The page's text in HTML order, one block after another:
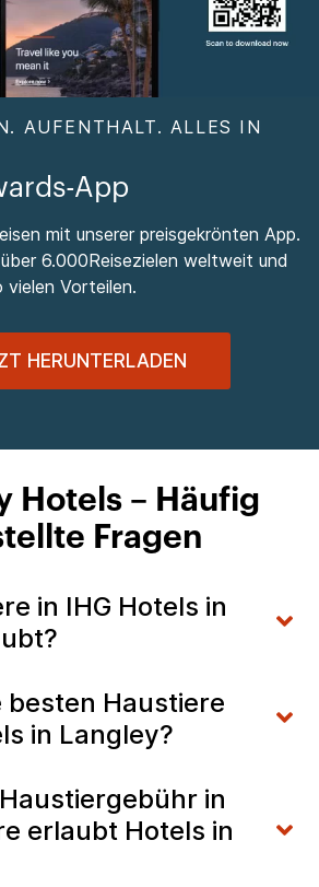
AUFENTHALT. ALLES IN
App
mit unserer preisgekrönten App.
6.000Reisezielen weltweit und
Vorteilen.
HERUNTERLADEN
Hotels – Häufig
Fragen
in IHG Hotels in
besten Haustiere
in Langley?
in
erlaubt Hotels in